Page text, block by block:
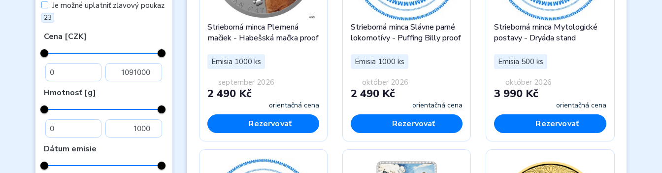
Je možné uplatniť zľavový poukaz
23
Cena [CZK]
Hmotnosť [g]
Dátum emisie
Strieborná minca Plemená
mačiek - Habešská mačka proof
Emisia 1000 ks
september 2026
2 490 Kč
orientačná cena
Rezervovať
Strieborná minca Slávne parné
lokomotívy - Puffing Billy proof
Emisia 1000 ks
október 2026
2 490 Kč
orientačná cena
Rezervovať
Strieborná minca Mytologické
postavy - Dryáda stand
Emisia 500 ks
október 2026
3 990 Kč
orientačná cena
Rezervovať